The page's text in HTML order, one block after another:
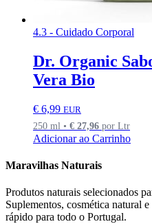
4.3 - Cuidado Corporal
Dr. Organic
Vera Bio
€ 6,99 EUR
250 ml • € 27,96 por Ltr
Adicionar ao Carrinho
Maravilhas Naturais
Produtos naturais selecionados
Suplementos, cosmética natural
rápido para todo o Portugal.